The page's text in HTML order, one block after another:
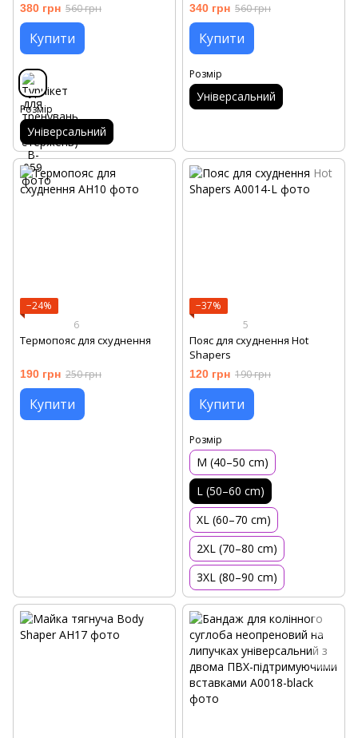
380 грн 560 грн
Купити
Розмір
Універсальний
340 грн 560 грн
Купити
Розмір
Універсальний
−24%
6
Термопояс для схуднення
190 грн 250 грн
Купити
−37%
5
Пояс для схуднення Hot
Shapers
120 грн 190 грн
Купити
Розмір
M (40–50 cm)
L (50–60 cm)
XL (60–70 cm)
2XL (70–80 cm)
3XL (80–90 cm)